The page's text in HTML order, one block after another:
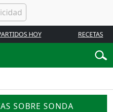
HOY RECETAS
SOBRE SONDA